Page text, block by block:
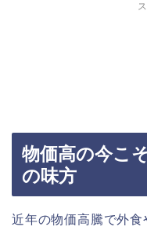
物価高の今こ
の味方
近年の物価高騰で外